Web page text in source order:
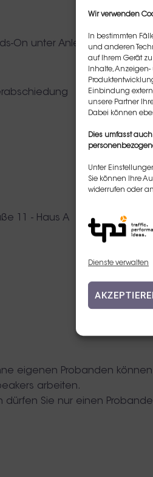
Wir verwenden
In bestimmten
und anderen
auf Ihrem Gerät
Inhalte,
Einbindung
unsere Partner
Dabei können
Dies umfasst
Unter
Sie können Ihre
widerrufen oder
Dienste verwalten
On unter Anleitung und
11 - Haus A
eigenen Probanden
arbeiten.
dürfen Sie nur einen